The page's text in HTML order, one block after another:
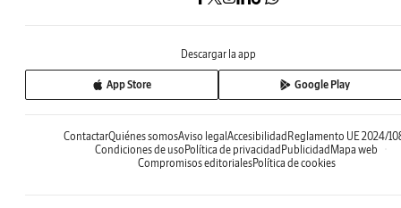
Descargar la app
App Store Google Play
ContactarQuiénes somosAviso legalAccesibilidadReglamento UE 2024/
Condiciones de usoPolítica de privacidadPublicidadMapa web
Compromisos editorialesPolítica de cookies